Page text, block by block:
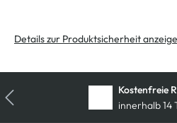
Details zur Produktsicherheit
Kostenfreie
innerhalb 14